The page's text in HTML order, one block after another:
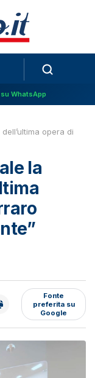
WhatsApp
opera di
la
Fonte
preferita su
Google